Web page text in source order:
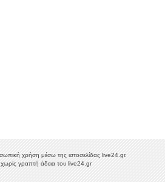
χρήση μέσω της ιστοσελίδας live24.gr.
γραπτή άδεια του live24.gr